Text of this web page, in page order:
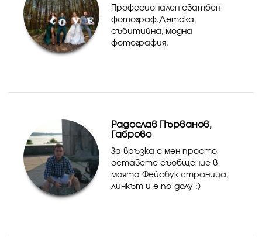
Професионален сватбен
фотограф.Детска,
събитийна, модна
фотография.
Радослав Първанов,
Габрово
За връзка с мен просто
оставете съобщение в
моята Фейсбук страница,
линкът и е по-долу :)